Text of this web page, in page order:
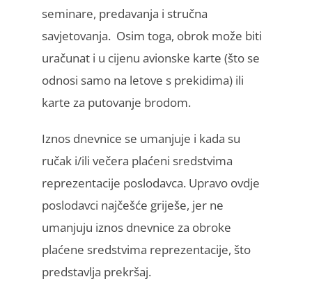
seminare, predavanja i stručna
savjetovanja. Osim toga, obrok može biti
uračunat i u cijenu avionske karte (što se
odnosi samo na letove s prekidima) ili
karte za putovanje brodom.
Iznos dnevnice se umanjuje i kada su
ručak i/ili večera plaćeni sredstvima
reprezentacije poslodavca. Upravo ovdje
poslodavci najčešće griješe, jer ne
umanjuju iznos dnevnice za obroke
plaćene sredstvima reprezentacije, što
predstavlja prekršaj.